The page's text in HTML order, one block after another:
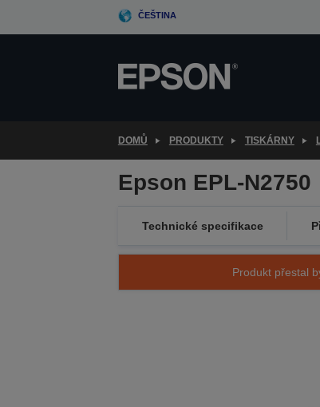
ČEŠTINA
DOMŮ PRODUKTY TISKÁRNY
Epson EPL-N2750
Technické specifikace
Produkt přestal